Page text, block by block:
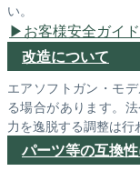
い。
お客様安全ガイ
改造について
エアソフトガン・モ
る場合があります。
力を逸脱する調整は行
パーツ等の互換